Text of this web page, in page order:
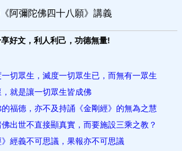
阿彌陀佛四十八願》講義
好文，利人利己，功德無量!
切眾生，滅度一切眾生已，而無有一眾生
就是讓一切眾生皆成佛
福德，亦不及持誦《金剛經》的無為之慧
出世不直接顯真實，而要施設三乘之教？
經義不可思議，果報亦不可思議